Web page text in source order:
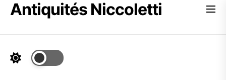
SkipAntiquités Niccoletti